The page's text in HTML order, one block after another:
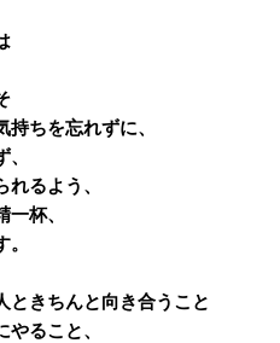
ちを忘れずに、
るよう、
杯、
ときちんと向き合うこと
ること、